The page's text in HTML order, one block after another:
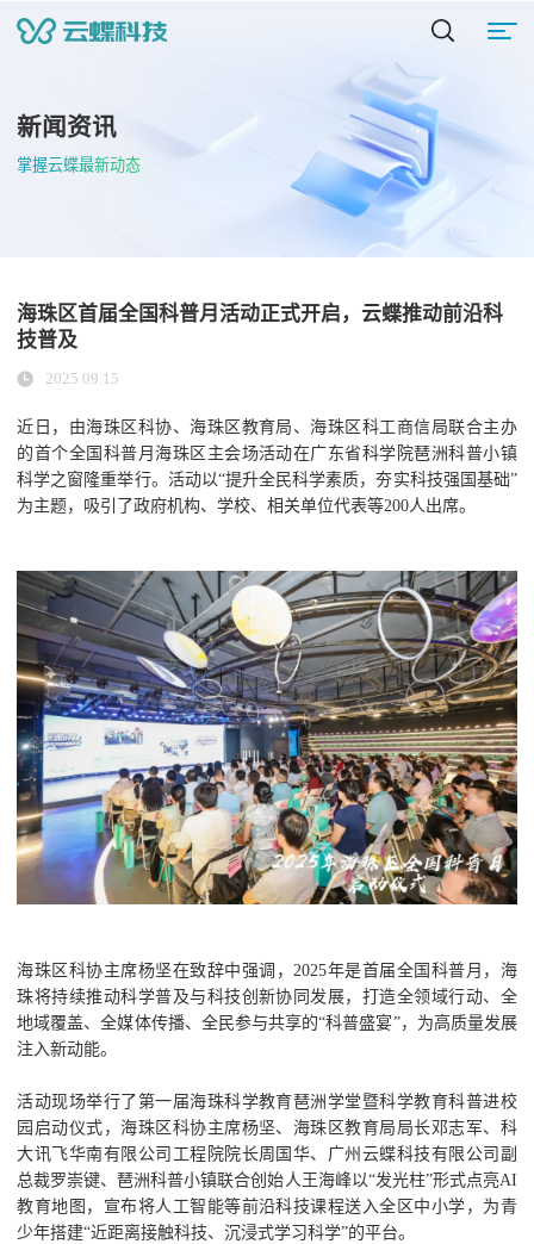
新闻资讯
掌握云蝶最新动态
海珠区首届全国科普月活动正式开启，云蝶推动前沿科
技普及
2025.09.15
近日，由海珠区科协、海珠区教育局、海珠区科工商信局联合主办
的首个全国科普月海珠区主会场活动在广东省科学院琶洲科普小镇
科学之窗隆重举行。活动以“提升全民科学素质，夯实科技强国基础”
为主题，吸引了政府机构、学校、相关单位代表等200人出席。
海珠区科协主席杨坚在致辞中强调，2025年是首届全国科普月，海
珠将持续推动科学普及与科技创新协同发展，打造全领域行动、全
地域覆盖、全媒体传播、全民参与共享的“科普盛宴”，为高质量发展
注入新动能。
活动现场举行了第一届海珠科学教育琶洲学堂暨科学教育科普进校
园启动仪式，海珠区科协主席杨坚、海珠区教育局局长邓志军、科
大讯飞华南有限公司工程院院长周国华、广州云蝶科技有限公司副
总裁罗崇键、琶洲科普小镇联合创始人王海峰以“发光柱”形式点亮AI
教育地图，宣布将人工智能等前沿科技课程送入全区中小学，为青
少年搭建“近距离接触科技、沉浸式学习科学”的平台。